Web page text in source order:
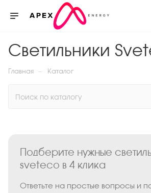
Светильники
Главная — Каталог
Подберите нужные
sveteco в 4 клика
Ответьте на простые вопросы и